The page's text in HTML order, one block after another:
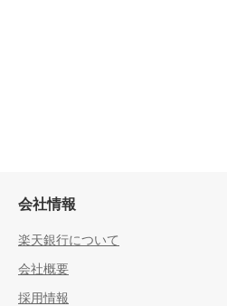
会社情報
楽天銀行について
会社概要
採用情報